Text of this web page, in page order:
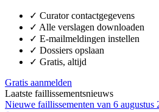
✓ Curator contactgegevens
✓ Alle verslagen downloaden
✓ E-mailmeldingen instellen
✓ Dossiers opslaan
✓ Gratis, altijd
Gratis aanmelden
Laatste faillissementsnieuws
Nieuwe faillissementen van 6 augustus